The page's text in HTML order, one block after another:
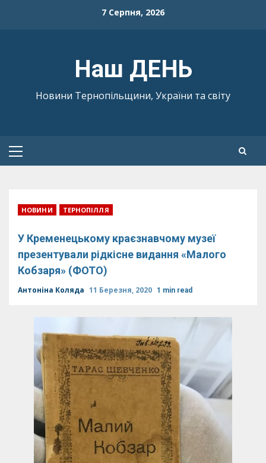
7 Серпня, 2026
Наш ДЕНЬ
Новини Тернопільщини, України та світу
Primary
НОВИНИ ТЕРНОПІЛЛЯ
У Кременецькому краєзнавчому музеї
презентували рідкісне видання «Малого
Кобзаря» (ФОТО)
Антоніна Коляда 11 Березня, 2020 1 min read